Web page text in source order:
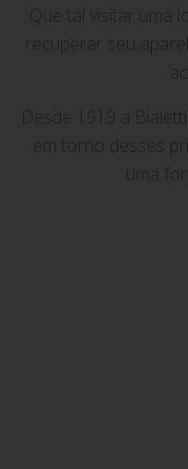
Que tal visitar
recuperar seu
Desde 1919 a
em torno desses
uma